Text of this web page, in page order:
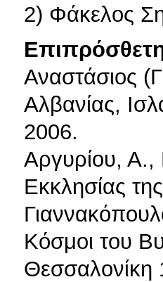
2) Φάκελος
Αναστάσιος
Αλβανίας,
2006.
Αργυρίου, Α.,
Εκκλησίας
Κόσμοι του
Θεσσαλονίκη